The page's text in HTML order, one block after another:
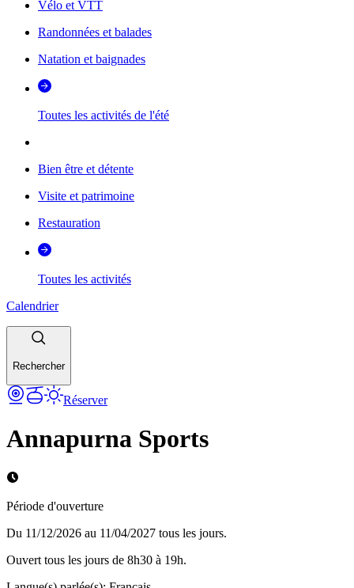
Vélo et VTT
Randonnées et balades
Natation et baignades
Toutes les activités de l'été
Bien être et détente
Visite et patrimoine
Restauration
Toutes les activités
Calendrier
Rechercher
Réserver
Annapurna Sports
Période d'ouverture
Du 11/12/2026 au 11/04/2027 tous les jours.
Ouvert tous les jours de 8h30 à 19h.